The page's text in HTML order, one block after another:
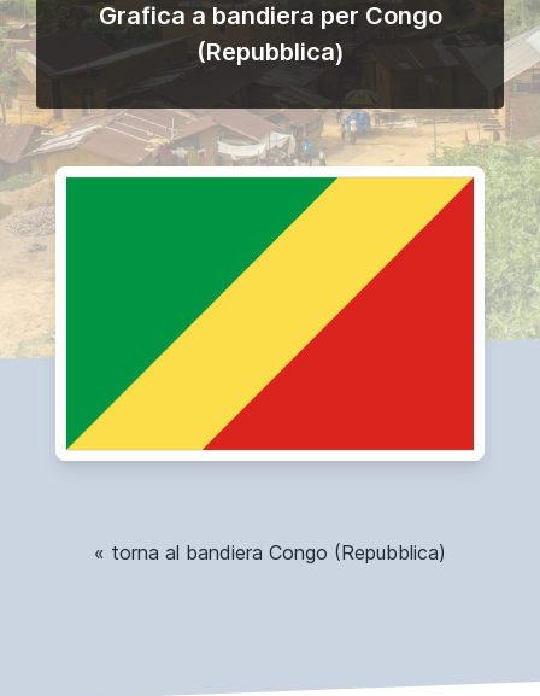
Grafica a bandiera per Congo
(Repubblica)
« torna al bandiera Congo (Repubblica)